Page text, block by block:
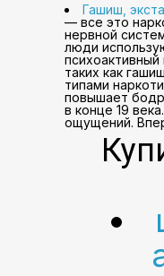
Гашиш,
— все это
нервной
люди
таких как
типами
повышает
в конце 19
ощущений.